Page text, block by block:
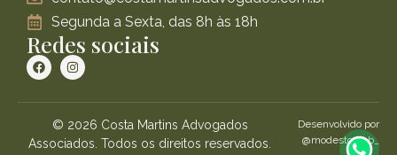
Segunda a Sexta, das 8h às 18h
Redes sociais
© 2026 Costa Martins Advogados
Associados. Todos os direitos reservados.
Desenvolvido por
@modestoweb_